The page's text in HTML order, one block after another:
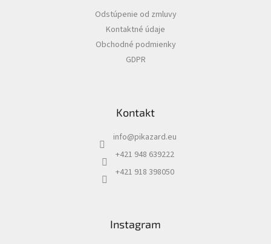
Odstúpenie od zmluvy
Kontaktné údaje
Obchodné podmienky
GDPR
Kontakt
info@pikazard.eu
+421 948 639222
+421 918 398050
Instagram